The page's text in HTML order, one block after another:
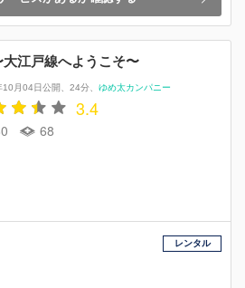
江戸線へようこそ〜
10月04日公開 24分 ゆめ太カンパニー
3.4
68
レンタル